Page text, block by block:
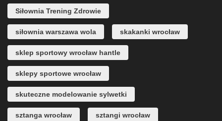
Siłownia Trening Zdrowie
siłownia warszawa wola skakanki wrocław
sklep sportowy wrocław hantle
sklepy sportowe wrocław
skuteczne modelowanie sylwetki
sztanga wrocław sztangi wrocław